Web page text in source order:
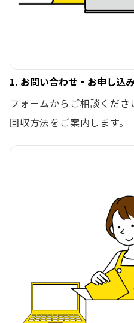
1. お問い合わせ・お申し込
フォームからご相談くださ
回収方法をご案内します。